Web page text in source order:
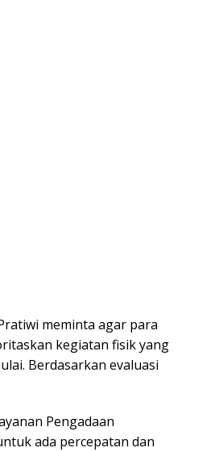
meminta agar para
kegiatan fisik yang
Berdasarkan evaluasi
Pengadaan
ada percepatan dan